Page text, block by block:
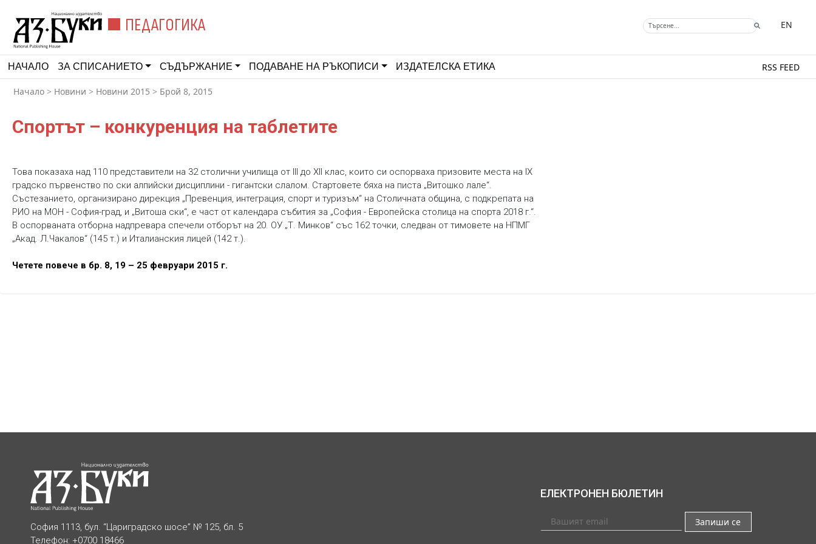
ПЕДАГОГИКА EN
НАЧАЛО ЗА СПИСАНИЕТО СЪДЪРЖАНИЕ ПОДАВАНЕ НА РЪКОПИСИ ИЗДАТЕЛСКА ЕТИКА RSS FEED
Начало > Новини > Новини 2015 > Брой 8, 2015
Спортът – конкуренция на таблетите
Това показаха над 110 представители на 32 столични училища от III до XII клас, които си оспорваха призовите места на IX
градско първенство по ски алпийски дисциплини - гигантски слалом. Стартовете бяха на писта „Витошко лале“.
Състезанието, организирано дирекция „Превенция, интеграция, спорт и туризъм“ на Столичната община, с подкрепата на
РИО на МОН - София-град, и „Витоша ски“, е част от календара събития за „София - Европейска столица на спорта 2018 г.“.
В оспорваната отборна надпревара спечели отборът на 20. ОУ „Т. Минков“ със 162 точки, следван от тимовете на НПМГ
„Акад. Л.Чакалов“ (145 т.) и Италианския лицей (142 т.).
Четете повече в бр. 8, 19 – 25 февруари 2015 г.
София 1113, бул. “Цариградско шосе” № 125, бл. 5
Телефон: +0700 18466
ЕЛЕКТРОНЕН БЮЛЕТИН
Запиши се